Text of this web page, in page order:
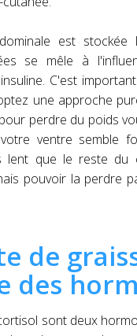
est stockée
se mêle à
C'est
une approche
perdre du poids
ventre semble
lent que le reste du
pouvoir la perdre
de
des
sont deux